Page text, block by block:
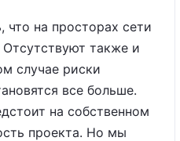
что на просторах сети
также и
случае риски
все больше.
на собственном
проекта. Но мы